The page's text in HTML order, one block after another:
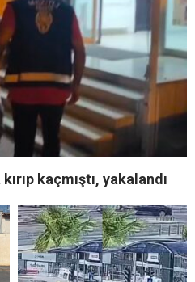
kaçmıştı, yakalandı